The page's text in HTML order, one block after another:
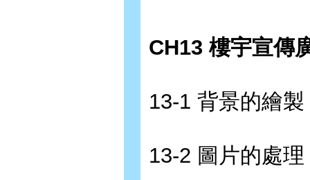
CH13 樓宇宣傳
13-1 背景的繪製
13-2 圖片的處理